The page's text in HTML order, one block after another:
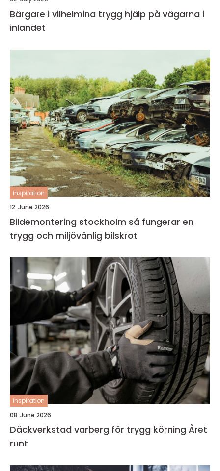
Bärgare i vilhelmina trygg hjälp på vägarna i
inlandet
inspiration
12. June 2026
Bildemontering stockholm så fungerar en
trygg och miljövänlig bilskrot
inspiration
08. June 2026
Däckverkstad varberg för trygg körning Året
runt